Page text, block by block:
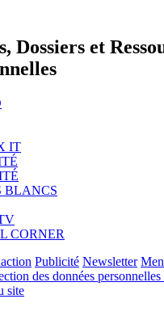
Dossiers et
IT
BLANCS
CORNER
Publicité Newsletter
des données
site